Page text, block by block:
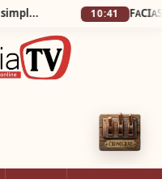
Cum am scăpat de pumnul de pastile cu o simplă apă minerală! 10:41